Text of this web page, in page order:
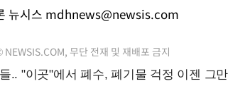
뉴시스 mdhnews@newsis.com
무단 전재 및 재배포 금지